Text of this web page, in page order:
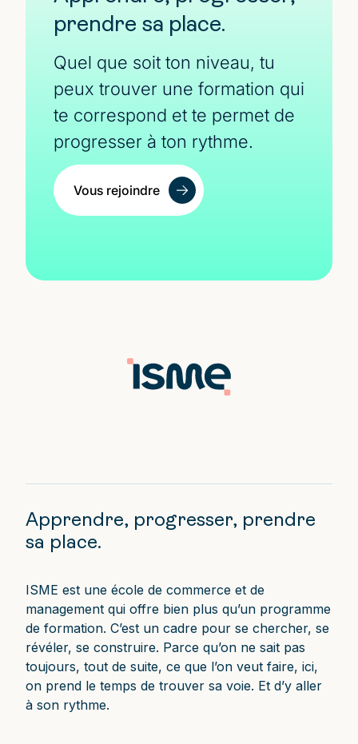
prendre sa place.
Quel que soit ton niveau, tu
peux trouver une formation qui
te correspond et te permet de
progresser à ton rythme.
Vous rejoindre
Apprendre, progresser, prendre
sa place.
ISME est une école de commerce et de
management qui offre bien plus qu’un programme
de formation. C’est un cadre pour se chercher, se
révéler, se construire. Parce qu’on ne sait pas
toujours, tout de suite, ce que l’on veut faire, ici,
on prend le temps de trouver sa voie. Et d’y aller
à son rythme.